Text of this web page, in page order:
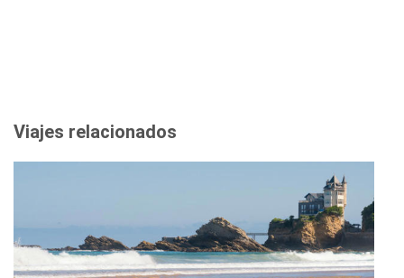
Viajes relacionados